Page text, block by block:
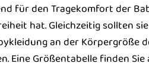
für den Tragekomfort der
hat. Gleichzeitig sollten
an der Körpergröße
Eine Größentabelle finden